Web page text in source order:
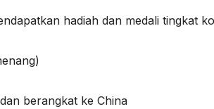
hadiah dan medali tingkat
berangkat ke China